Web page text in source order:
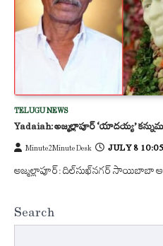
TELUGU NEWS
Yadaiah: అజ్మల్లాపూర్ ‘యాదయ్య’
Minute2Minute Desk JULY 8
అజ్మల్లాపూర్: దిల్‌సుఖ్‌నగర్
Search